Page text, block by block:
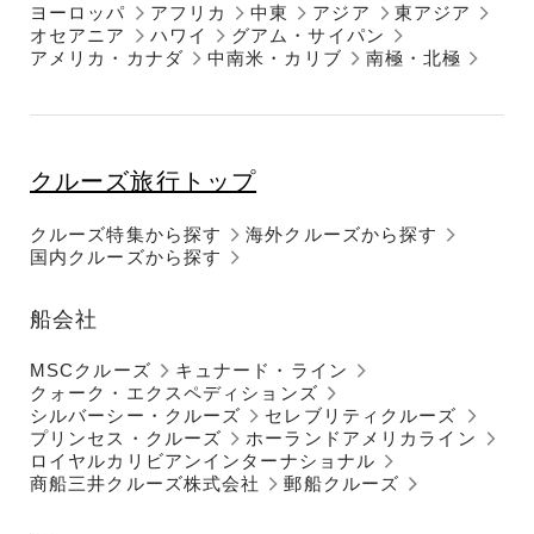
ヨーロッパ アフリカ 中東 アジア
東アジア
オセアニア
ハワイ
グアム・サイパン
アメリカ・カナダ
中南米・カリブ 南極・北極
クルーズ旅行トップ
クルーズ特集から探す
国内クルーズから探す
海外クルーズから探す
船会社
MSCクルーズ
キュナード・ライン
クォーク・エクスペディションズ
シルバーシー・クルーズ
セレブリティクルーズ
プリンセス・クルーズ
ホーランドアメリカライン
ロイヤルカリビアンインターナショナル
商船三井クルーズ株式会社
郵船クルーズ